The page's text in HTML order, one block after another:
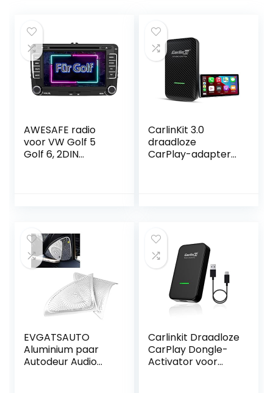
AWESAFE radio
voor VW Golf 5
Golf 6, 2DIN
CarlinKit 3.0
draadloze
CarPlay-adapter
koolstofvezel
milieubescherming
sschaal,
bekabelde
CarPlay naar
draadloos
EVGATSAUTO
Aluminium paar
Autodeur Audio
Carlinkit Draadloze
CarPlay Dongle-
Activator voor